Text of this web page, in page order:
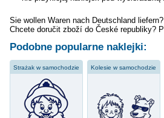
Sie wollen Waren nach Deutschland
Chcete doručit zboží do České republiky?
Podobne popularne naklejki:
Strażak w samochodzie Kolesie w samochodzie